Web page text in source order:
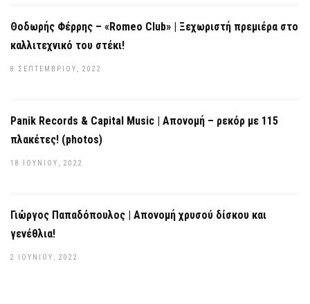
Θοδωρής Φέρρης – «Romeo Club» | Ξεχωριστή πρεμιέρα στο
καλλιτεχνικό του στέκι!
8 ΣΕΠΤΕΜΒΡΊΟΥ, 2022
Panik Records & Capital Music | Απονομή – ρεκόρ με 115
πλακέτες! (photos)
18 ΙΟΥΝΊΟΥ, 2022
Γιώργος Παπαδόπουλος | Απονομή χρυσού δίσκου και
γενέθλια!
2 ΙΟΥΝΊΟΥ, 2022